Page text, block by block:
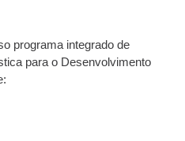
programa integrado de
para o Desenvolvimento